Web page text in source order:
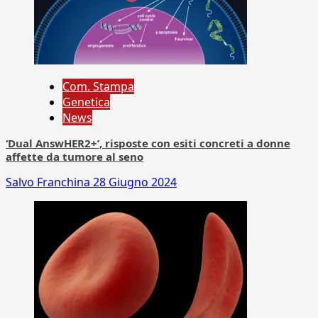
Com. Stampa
Genetica
News
‘Dual AnswHER2+’, risposte con esiti concreti a donne
affette da tumore al seno
Salvo Franchina 28 Giugno 2024